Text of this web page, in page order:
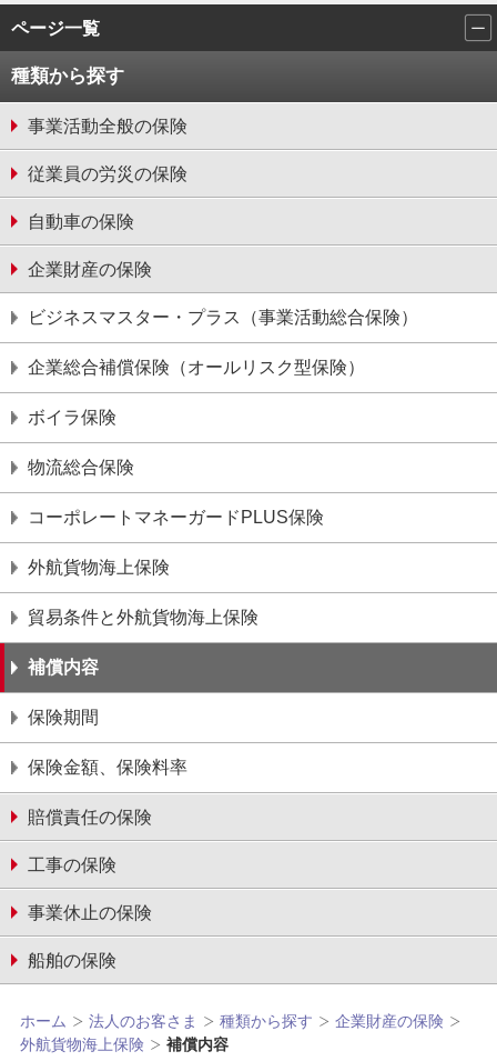
ページ一覧
種類から探す
事業活動全般の保険
従業員の労災の保険
自動車の保険
企業財産の保険
ビジネスマスター・プラス（事業活動総合保険）
企業総合補償保険（オールリスク型保険）
ボイラ保険
物流総合保険
コーポレートマネーガードPLUS保険
外航貨物海上保険
貿易条件と外航貨物海上保険
補償内容
保険期間
保険金額、保険料率
賠償責任の保険
工事の保険
事業休止の保険
船舶の保険
ホーム 法人のお客さま 種類から探す
企業財産の保険
外航貨物海上保険
補償内容